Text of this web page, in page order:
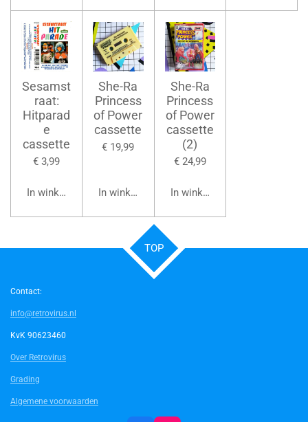
Sesamst
raat:
Hitparad
e
cassette
€ 3,99
In winkelwagen
She-Ra
Princess
of Power
cassette
€ 19,99
In winkelwagen
She-Ra
Princess
of Power
cassette
(2)
€ 24,99
In winkelwagen
TOP
Contact:
info@retrovirus.nl
KvK 90623460
Over Retrovirus
Grading
Algemene voorwaarden